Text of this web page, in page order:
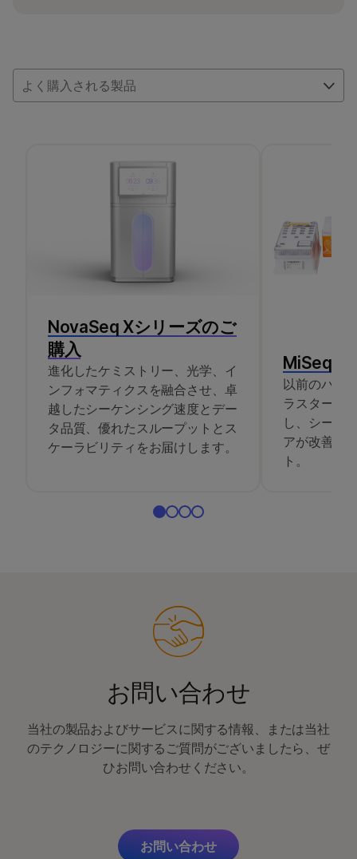
エクソームパネル構成品は別売りになります。
よく購入される製品
NovaSeq Xシリーズのご
購入
進化したケミストリー、光学、イ
ンフォマティクスを融合させ、卓
越したシーケンシング速度とデー
タ品質、優れたスループットとス
ケーラビリティをお届けします。
MiSeq
以前のバー
ラスター密
し、シーケ
アが改善、
ト。
お問い合わせ
当社の製品およびサービスに関する情報、または当社
のテクノロジーに関するご質問がございましたら、ぜ
ひお問い合わせください。
お問い合わせ